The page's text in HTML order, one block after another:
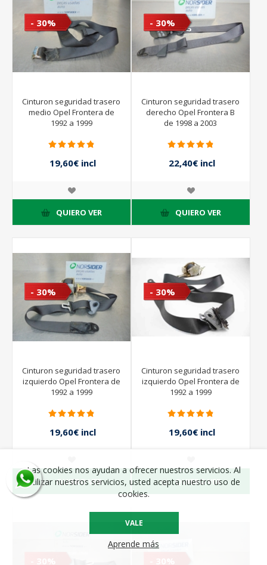
- 30%
Cinturon seguridad trasero
medio Opel Frontera de
1992 a 1999
19,60€ incl
impuestos
QUIERO VER
- 30%
Cinturon seguridad trasero
derecho Opel Frontera B
de 1998 a 2003
22,40€ incl
impuestos
QUIERO VER
- 30%
Cinturon seguridad trasero
izquierdo Opel Frontera de
1992 a 1999
19,60€ incl
QUIERO VER
- 30%
Cinturon seguridad trasero
izquierdo Opel Frontera de
1992 a 1999
19,60€ incl
QUIERO VER
Las cookies nos ayudan a ofrecer nuestros servicios. Al
utilizar nuestros servicios, usted acepta nuestro uso de
cookies.
VALE
Aprende más